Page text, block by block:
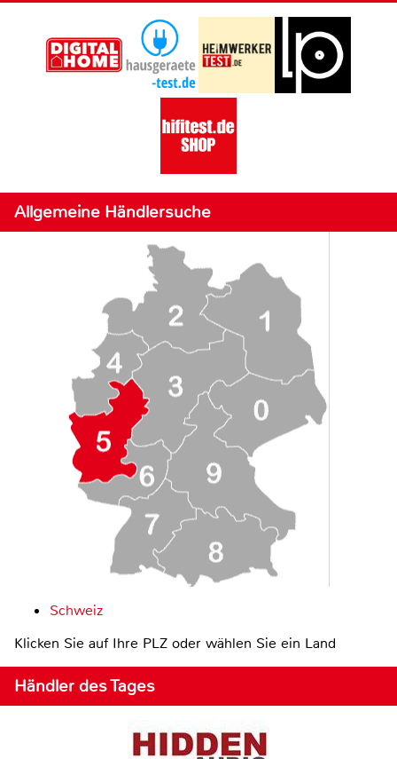
Allgemeine Händlersuche
Schweiz
Klicken Sie auf Ihre PLZ oder wählen Sie ein Land
Händler des Tages